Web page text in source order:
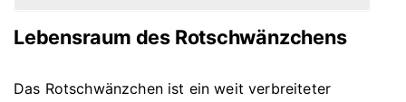
Lebensraum des Rotschwänzchens
Das Rotschwänzchen ist ein weit verbreiteter